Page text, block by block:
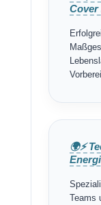
Cover
🌍⚡
Teams